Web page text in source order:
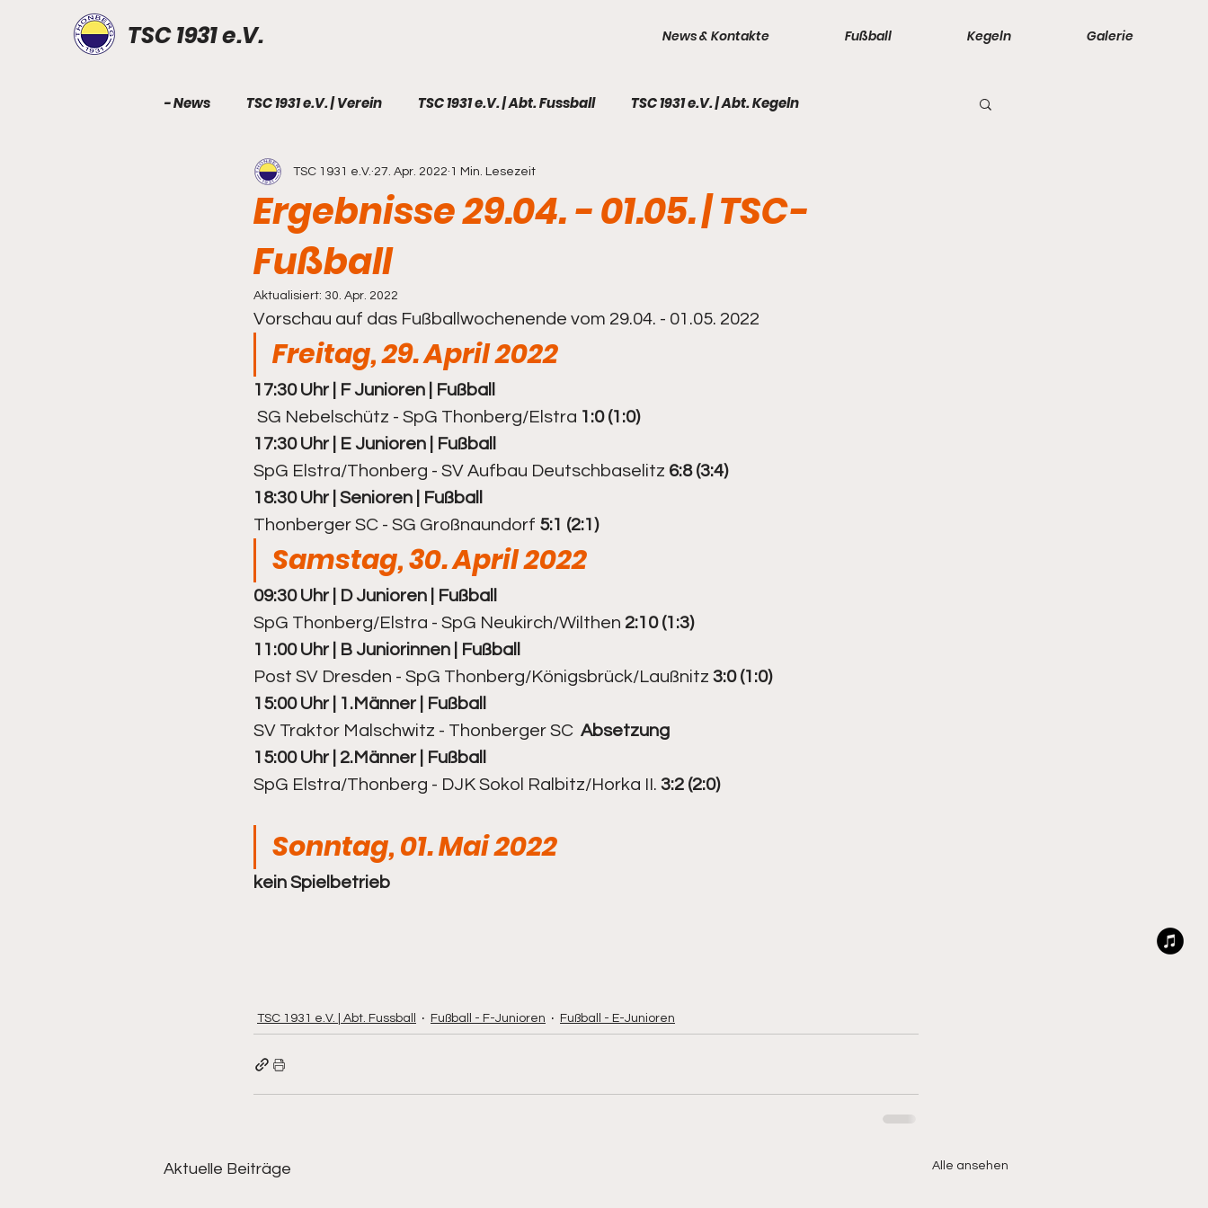
TSC 1931 e.V. News & Kontakte Fußball Kegeln Galerie
- News TSC 1931 e.V. | Verein TSC 1931 e.V. | Abt. Fussball TSC 1931 e.V. | Abt. Kegeln
TSC 1931 e.V. | Geburtstag TSC 1931 e.V. | Galerie
Fußball - Senioren Fußball - Frauen
Fußball - B-Junioren Fußball - C-Junioren I Fußball - C-Junioren II Fußball - D-Junioren
Fußball - E-Junioren Fußball - F-Junioren
Kegeln - Frauen Kegeln - 1. Senioren Kegeln - 2. Senioren
Ergebnisse 29.04. - 01.05. | TSC-
Fußball
TSC 1931 e.V. 27. Apr. 2022 1 Min. Lesezeit
Aktualisiert: 30. Apr. 2022
Vorschau auf das Fußballwochenende vom 29.04. - 01.05. 2022
Freitag, 29. April 2022
17:30 Uhr | F Junioren | Fußball
SG Nebelschütz - SpG Thonberg/Elstra 1:0 (1:0)
17:30 Uhr | E Junioren | Fußball
SpG Elstra/Thonberg - SV Aufbau Deutschbaselitz 6:8 (3:4)
18:30 Uhr | Senioren | Fußball
Thonberger SC - SG Großnaundorf 5:1 (2:1)
Samstag, 30. April 2022
09:30 Uhr | D Junioren | Fußball
SpG Thonberg/Elstra - SpG Neukirch/Wilthen 2:10 (1:3)
11:00 Uhr | B Juniorinnen | Fußball
Post SV Dresden - SpG Thonberg/Königsbrück/Laußnitz 3:0 (1:0)
15:00 Uhr | 1.Männer | Fußball
SV Traktor Malschwitz - Thonberger SC Absetzung
15:00 Uhr | 2.Männer | Fußball
SpG Elstra/Thonberg - DJK Sokol Ralbitz/Horka II. 3:2 (2:0)
Sonntag, 01. Mai 2022
kein Spielbetrieb
TSC 1931 e.V. | Abt. Fussball Fußball - F-Junioren Fußball - E-Junioren
Aktuelle Beiträge Alle ansehen